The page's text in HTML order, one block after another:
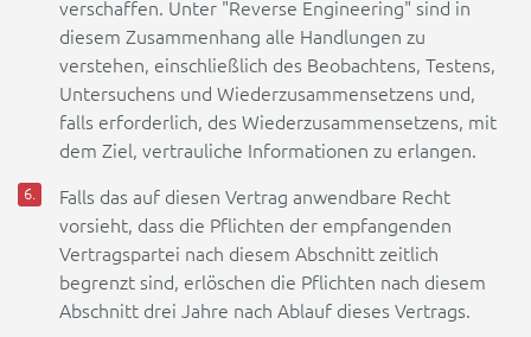
verschaffen. Unter "Reverse Engineering" sind in
diesem Zusammenhang alle Handlungen zu
verstehen, einschließlich des Beobachtens, Testens,
Untersuchens und Wiederzusammensetzens und,
falls erforderlich, des Wiederzusammensetzens, mit
dem Ziel, vertrauliche Informationen zu erlangen.
Falls das auf diesen Vertrag anwendbare Recht
vorsieht, dass die Pflichten der empfangenden
Vertragspartei nach diesem Abschnitt zeitlich
begrenzt sind, erlöschen die Pflichten nach diesem
Abschnitt drei Jahre nach Ablauf dieses Vertrags.